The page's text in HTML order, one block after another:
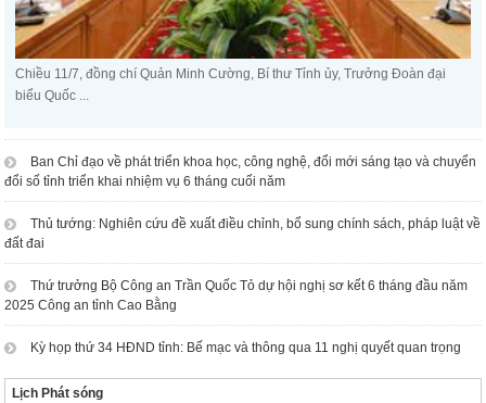
Chiều 11/7, đồng chí Quản Minh Cường, Bí thư Tỉnh ủy, Trưởng Đoàn đại
biểu Quốc ...
Ban Chỉ đạo về phát triển khoa học, công nghệ, đổi mới sáng tạo và chuyển
đổi số tỉnh triển khai nhiệm vụ 6 tháng cuối năm
Thủ tướng: Nghiên cứu đề xuất điều chỉnh, bổ sung chính sách, pháp luật về
đất đai
Thứ trưởng Bộ Công an Trần Quốc Tỏ dự hội nghị sơ kết 6 tháng đầu năm
2025 Công an tỉnh Cao Bằng
Kỳ họp thứ 34 HĐND tỉnh: Bế mạc và thông qua 11 nghị quyết quan trọng
Lịch Phát sóng